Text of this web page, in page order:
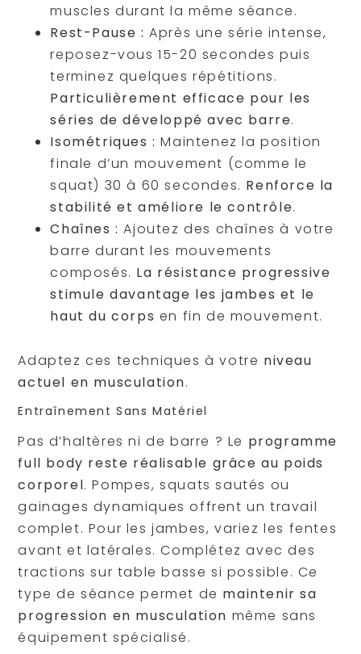
muscles durant la même séance.
Rest-Pause : Après une série intense,
reposez-vous 15-20 secondes puis
terminez quelques répétitions.
Particulièrement efficace pour les
séries de développé avec barre.
Isométriques : Maintenez la position
finale d’un mouvement (comme le
squat) 30 à 60 secondes. Renforce la
stabilité et améliore le contrôle.
Chaînes : Ajoutez des chaînes à votre
barre durant les mouvements
composés. La résistance progressive
stimule davantage les jambes et le
haut du corps en fin de mouvement.
Adaptez ces techniques à votre niveau
actuel en musculation.
Entraînement Sans Matériel
Pas d’haltères ni de barre ? Le programme
full body reste réalisable grâce au poids
corporel. Pompes, squats sautés ou
gainages dynamiques offrent un travail
complet. Pour les jambes, variez les fentes
avant et latérales. Complétez avec des
tractions sur table basse si possible. Ce
type de séance permet de maintenir sa
progression en musculation même sans
équipement spécialisé.